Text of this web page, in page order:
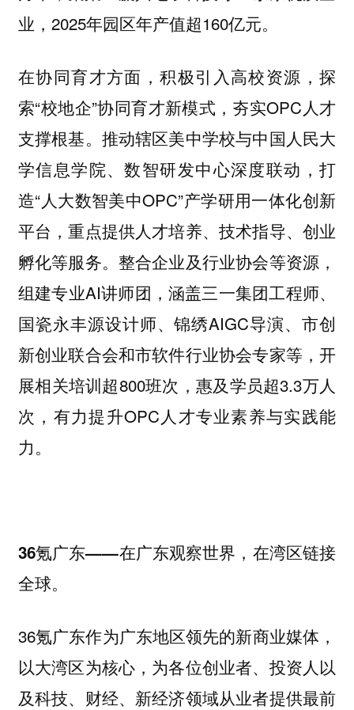
业，2025年园区年产值超160亿元。
在协同育才方面，积极引入高校资源，探
索“校地企”协同育才新模式，夯实OPC人才
支撑根基。推动辖区美中学校与中国人民大
学信息学院、数智研发中心深度联动，打
造“人大数智美中OPC”产学研用一体化创新
平台，重点提供人才培养、技术指导、创业
孵化等服务。整合企业及行业协会等资源，
组建专业AI讲师团，涵盖三一集团工程师、
国瓷永丰源设计师、锦绣AIGC导演、市创
新创业联合会和市软件行业协会专家等，开
展相关培训超800班次，惠及学员超3.3万人
次，有力提升OPC人才专业素养与实践能
力。
36氪广东——在广东观察世界，在湾区链接
全球。
36氪广东作为广东地区领先的新商业媒体，
以大湾区为核心，为各位创业者、投资人以
及科技、财经、新经济领域从业者提供最前